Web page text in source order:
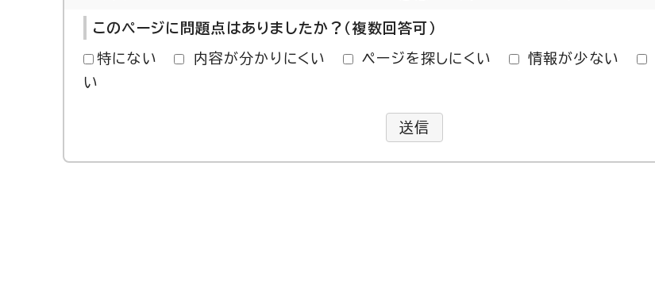
このページに問題点はありましたか？（複数回答可）
特にない 内容が分かりにくい ページを探しにくい 情報が少ない
い
送信